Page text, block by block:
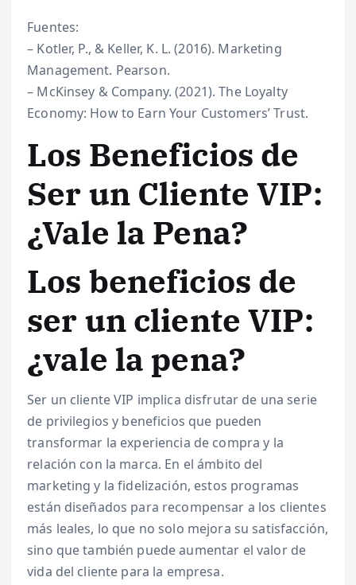
Fuentes:
– Kotler, P., & Keller, K. L. (2016). Marketing
Management. Pearson.
– McKinsey & Company. (2021). The Loyalty
Economy: How to Earn Your Customers’ Trust.
Los Beneficios de
Ser un Cliente VIP:
¿Vale la Pena?
Los beneficios de
ser un cliente VIP:
¿vale la pena?
Ser un cliente VIP implica disfrutar de una serie
de privilegios y beneficios que pueden
transformar la experiencia de compra y la
relación con la marca. En el ámbito del
marketing y la fidelización, estos programas
están diseñados para recompensar a los clientes
más leales, lo que no solo mejora su satisfacción,
sino que también puede aumentar el valor de
vida del cliente para la empresa.